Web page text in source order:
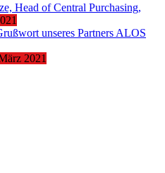
Head of Central Purchasing,
unseres Partners ALOS
2021